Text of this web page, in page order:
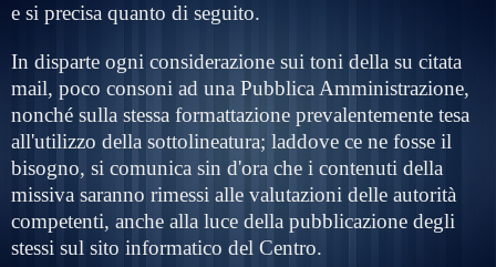
e si precisa quanto di seguito.
In disparte ogni considerazione sui toni della su citata
mail, poco consoni ad una Pubblica Amministrazione,
nonché sulla stessa formattazione prevalentemente tesa
all'utilizzo della sottolineatura; laddove ce ne fosse il
bisogno, si comunica sin d'ora che i contenuti della
missiva saranno rimessi alle valutazioni delle autorità
competenti, anche alla luce della pubblicazione degli
stessi sul sito informatico del Centro.